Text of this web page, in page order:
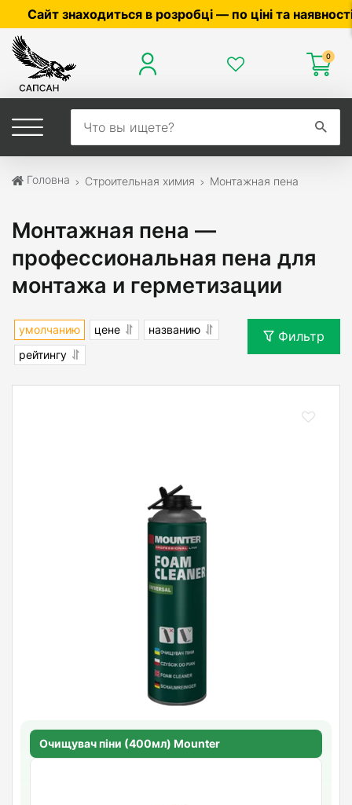
в розробці — по ціні та наявності
0
Головна Строительная химия Монтажная пена
Монтажная пена —
профессиональная пена для
монтажа и герметизации
умолчанию цене
названию
рейтингу
Фильтр
Очищувач піни (400мл) Mounter